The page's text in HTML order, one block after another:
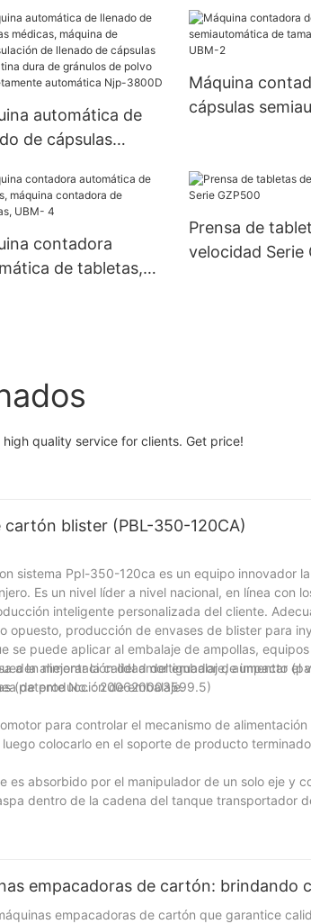
farmacéutico
de polvo
completamente
automática NJP
automática de
de cápsulas
de llenado
de gelatina
gránulos de polvo
Máquina
cápsulas
contadora
de tabletas,
Prensa de
velocidad Serie
quality service for clients. Get price!
cartón blister (PBL-350-120CA)
sistema Ppl-350-120ca es un equipo innovador
Es un nivel líder a nivel nacional, en línea con
inteligente personalizada del cliente.
opuesto, producción de envases de blister para
se puede aplicar al embalaje de ampollas,
mejorar la calidad del embalaje, aumentar el
de producción de embalaje.
a la alimentación del amortiguador de impacto
(patente No. : 200620003599.5)
para controlar el mecanismo de
colocarlo en el soporte de producto
es absorbido por el manipulador de un solo eje y
dentro de la cadena del tanque transportador
empacadoras de cartón: brindando
empacadoras de cartón que garantice